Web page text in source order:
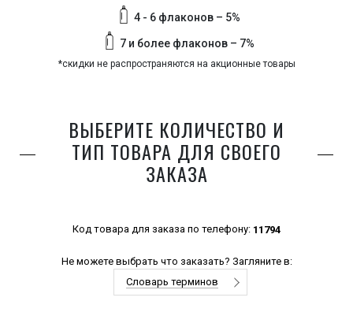
4 - 6 флаконов – 5%
7 и более флаконов – 7%
*скидки не распространяются на акционные товары
ВЫБЕРИТЕ КОЛИЧЕСТВО И
ТИП ТОВАРА ДЛЯ СВОЕГО
ЗАКАЗА
Код товара для заказа по телефону: 11794
Не можете выбрать что заказать? Загляните в:
Словарь терминов